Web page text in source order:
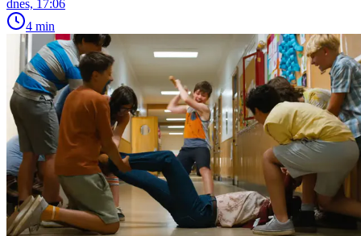
dnes, 17:06
4 min